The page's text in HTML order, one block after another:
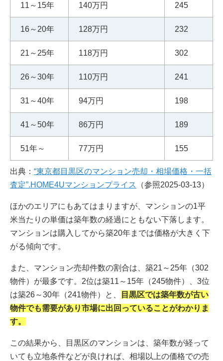
11～15年 140万円 245
16～20年 128万円 232
21～25年 118万円 302
26～30年 110万円 241
31～40年 94万円 198
41～50年 86万円 189
51年～ 77万円 155
出典： “東京都目黒区のマンション売却・相場価格・一括
査定”.HOME4Uマンションプライス
（参照2025-03-13）
ほかのエリアにもあてはまりますが、マンションの1平
米当たりの単価は築年数の経過にともない下落します。
マンションは購入してから築20年までは価格が大きく下
がる傾向です。
また、マンション売却件数の割合は、築21～25年（302
物件）が最多です。2位は築11～15年（245物件）、3位
は築26～30年（241物件）と、
目黒区では築年数が古い
物件でも需要があり市場に出回っていることがわかりま
す。
この結果から、目黒区のマンションは、築年数が経って
いても立地条件などが良ければ、相場以上の価格での売